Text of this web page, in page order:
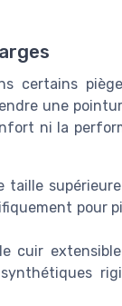
certains
une
ni la
taille
pour
cuir